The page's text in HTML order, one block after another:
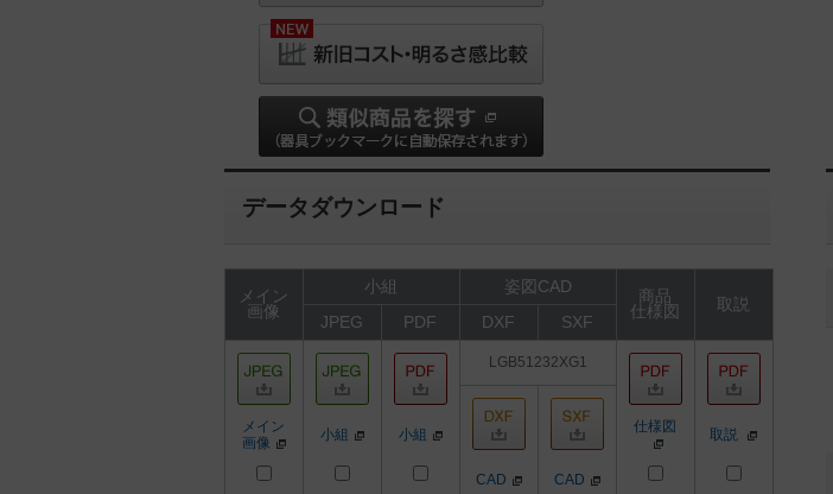
データダウンロード
メイン
画像
小組 姿図CAD
商品
仕様図
取説
JPEG
PDF DXF SXF
メイン
画像
小組 小組
LGB51232XG1
仕様図 取説
CAD CAD